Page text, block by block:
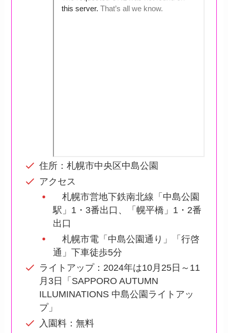
住所：札幌市中央区中島公園
アクセス
札幌市営地下鉄南北線「中島公園
駅」1・3番出口、「幌平橋」1・2番
出口
札幌市電「中島公園通り」「行啓
通」下車徒歩5分
ライトアップ：2024年は10月25日～11
月3日「SAPPORO AUTUMN
ILLUMINATIONS 中島公園ライトアッ
プ」
入園料：無料